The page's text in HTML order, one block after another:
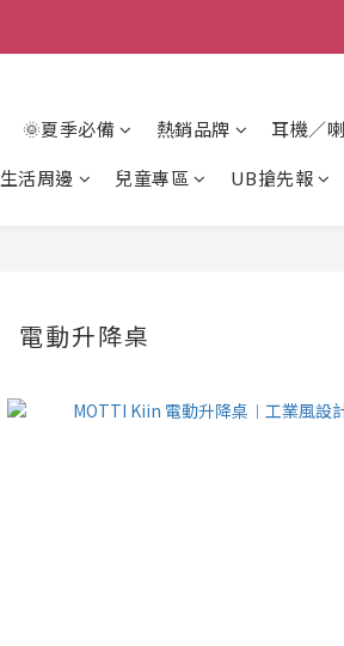
🌞夏季必備 熱銷品牌 耳機／
生活周邊 兒童專區 UB搶先報
電動升降桌